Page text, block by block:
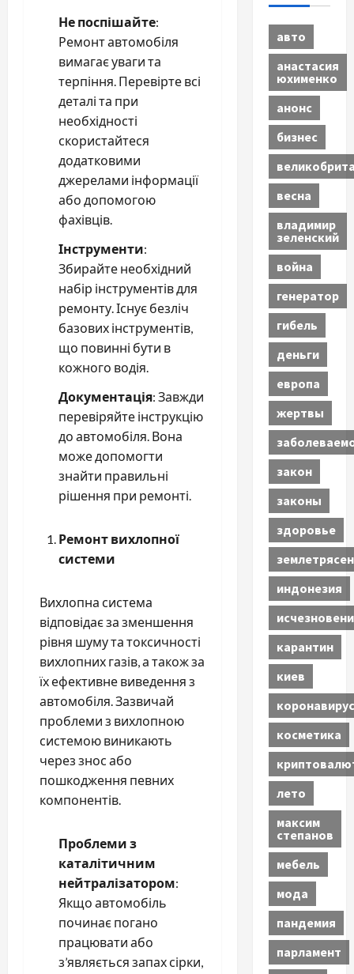
Не поспішайте:
Ремонт автомобіля
вимагає уваги та
терпіння. Перевірте всі
деталі та при
необхідності
скористайтеся
додатковими
джерелами інформації
або допомогою
фахівців.
Інструменти:
Збирайте необхідний
набір інструментів для
ремонту. Існує безліч
базових інструментів,
що повинні бути в
кожного водія.
Документація: Завжди
перевіряйте інструкцію
до автомобіля. Вона
може допомогти
знайти правильні
рішення при ремонті.
Ремонт вихлопної
системи
Вихлопна система
відповідає за зменшення
рівня шуму та токсичності
вихлопних газів, а також за
їх ефективне виведення з
автомобіля. Зазвичай
проблеми з вихлопною
системою виникають
через знос або
пошкодження певних
компонентів.
Проблеми з
каталітичним
нейтралізатором:
Якщо автомобіль
починає погано
працювати або
з’являється запах сірки,
авто
анастасия
юхименко
анонс
бизнес
весна
владимир
зеленский
война
генератор
гибель
деньги
европа
жертвы
закон
законы
здоровье
индонезия
карантин
киев
коронавирус
косметика
лето
максим
степанов
мебель
мода
пандемия
парламент